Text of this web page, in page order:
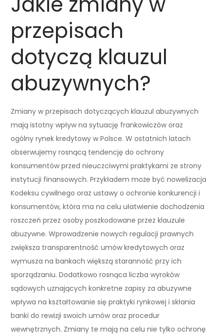
przepisach
dotyczą klauzul
abuzywnych?
Zmiany w przepisach dotyczących klauzul abuzywnych
mają istotny wpływ na sytuację frankowiczów oraz
ogólny rynek kredytowy w Polsce. W ostatnich latach
obserwujemy rosnącą tendencję do ochrony
konsumentów przed nieuczciwymi praktykami ze strony
instytucji finansowych. Przykładem może być nowelizacja
Kodeksu cywilnego oraz ustawy o ochronie konkurencji i
konsumentów, która ma na celu ułatwienie dochodzenia
roszczeń przez osoby poszkodowane przez klauzule
abuzywne. Wprowadzenie nowych regulacji prawnych
zwiększa transparentność umów kredytowych oraz
wymusza na bankach większą staranność przy ich
sporządzaniu. Dodatkowo rosnąca liczba wyroków
sądowych uznających konkretne zapisy za abuzywne
wpływa na kształtowanie się praktyki rynkowej i skłania
banki do rewizji swoich umów oraz procedur
wewnętrznych. Zmiany te mają na celu nie tylko ochronę